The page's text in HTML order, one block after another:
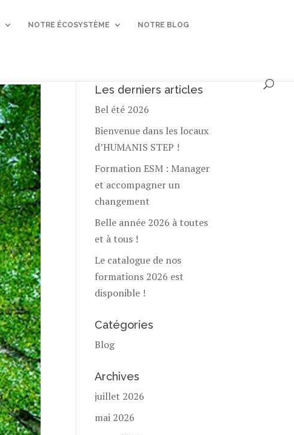
NOTRE ÉCOSYSTÈME NOTRE BLOG
Les derniers articles
Bel été 2026
Bienvenue dans les locaux
d’HUMANIS STEP !
Formation ESM : Manager
et accompagner un
changement
Belle année 2026 à toutes
et à tous !
Le catalogue de nos
formations 2026 est
disponible !
Catégories
Blog
Archives
juillet 2026
mai 2026